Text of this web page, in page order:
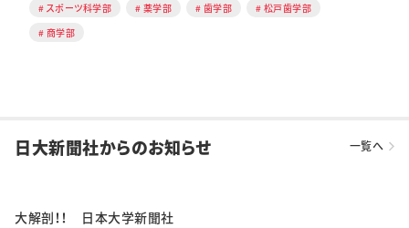
スポーツ科学部
薬学部 歯学部
松戸歯学部
商学部
日大新聞社からのお知らせ 一覧へ
大解剖！！ 日本大学新聞社